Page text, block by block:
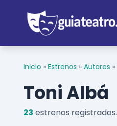
Inicio » Estrenos » Autores »
Toni Albá
23 estrenos registrados.